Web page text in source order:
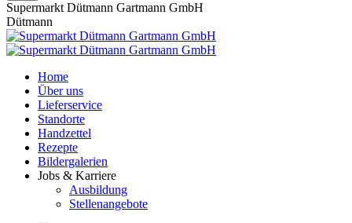
Supermarkt Dütmann Gartmann GmbH
Dütmann
Home
Über uns
Lieferservice
Standorte
Handzettel
Rezepte
Bildergalerien
Jobs & Karriere
Ausbildung
Stellenangebote